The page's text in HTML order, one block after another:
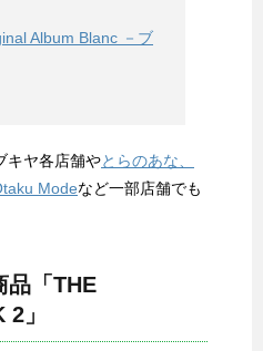
Album Blanc －ブ
キヤ各店舗やとらのあな、
Modeなど一部店舗でも
品「THE
」